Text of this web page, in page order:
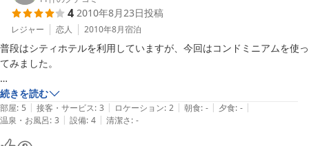
4 2010年8月23日投稿
レジャー 恋人 2010年8月宿泊
普段はシティホテルを利用していますが、今回はコンドミニアムを使っ
てみました。
部屋は広くて、びっくりしました。
ただ、無印良品のベッドが強調されていますが、「こんなもんか」とい
う感じ。
売りにするようなものでもないと思いました。
続きを読む
部屋: 5 | 接客・サービス: 3 | ロケーション: 2 | 朝食: - | 夕食: - |
温泉・お風呂: 3 | 設備: 4 | 清潔さ: -